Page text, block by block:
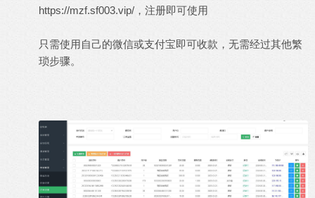
https://mzf.sf003.vip/ ，注册即可使用
只需使用自己的微信或支付宝即可收款，无需经过其他繁
琐步骤。